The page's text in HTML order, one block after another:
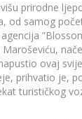
prirodne
samog
ovaj
prihvatio je,
turističkog